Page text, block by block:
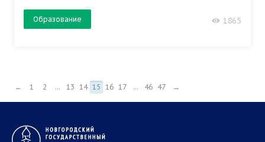
Образование 1865
← 1 2 ... 13 14 15 16 17 ... 46 47 →